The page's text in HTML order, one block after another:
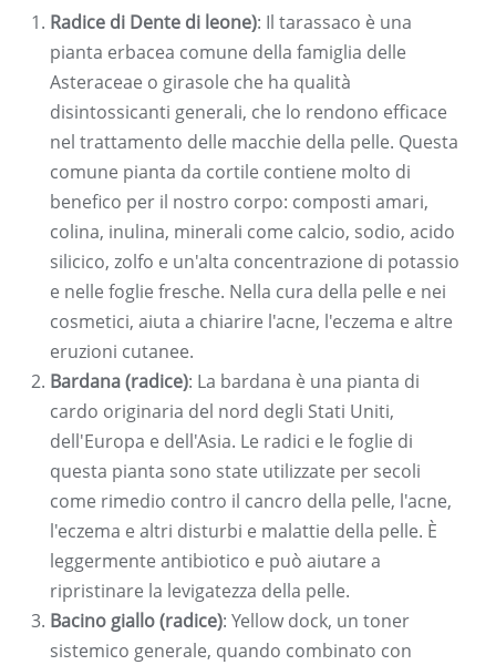
Radice di Dente di leone): Il tarassaco è una
pianta erbacea comune della famiglia delle
Asteraceae o girasole che ha qualità
disintossicanti generali, che lo rendono efficace
nel trattamento delle macchie della pelle. Questa
comune pianta da cortile contiene molto di
benefico per il nostro corpo: composti amari,
colina, inulina, minerali come calcio, sodio, acido
silicico, zolfo e un'alta concentrazione di potassio
e nelle foglie fresche. Nella cura della pelle e nei
cosmetici, aiuta a chiarire l'acne, l'eczema e altre
eruzioni cutanee.
Bardana (radice): La bardana è una pianta di
cardo originaria del nord degli Stati Uniti,
dell'Europa e dell'Asia. Le radici e le foglie di
questa pianta sono state utilizzate per secoli
come rimedio contro il cancro della pelle, l'acne,
l'eczema e altri disturbi e malattie della pelle. È
leggermente antibiotico e può aiutare a
ripristinare la levigatezza della pelle.
Bacino giallo (radice): Yellow dock, un toner
sistemico generale, quando combinato con